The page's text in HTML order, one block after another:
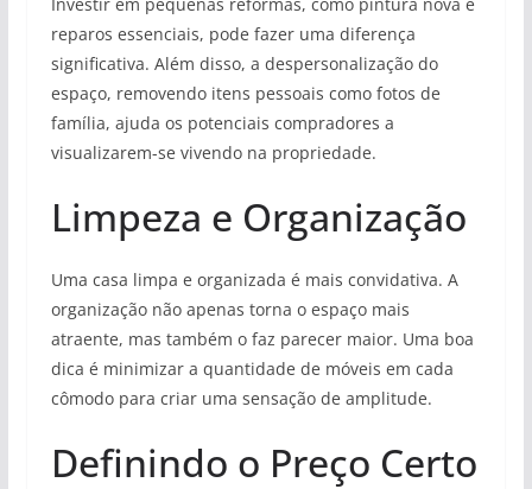
reparos essenciais, pode fazer uma diferença
significativa. Além disso, a despersonalização do
espaço, removendo itens pessoais como fotos de
família, ajuda os potenciais compradores a
visualizarem-se vivendo na propriedade.
Limpeza e Organização
Uma casa limpa e organizada é mais convidativa. A
organização não apenas torna o espaço mais
atraente, mas também o faz parecer maior. Uma boa
dica é minimizar a quantidade de móveis em cada
cômodo para criar uma sensação de amplitude.
Definindo o Preço Certo